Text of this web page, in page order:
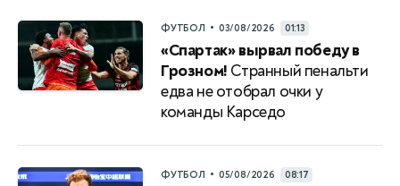
ФУТБОЛ • 03/08/2026 01:13
«Спартак» вырвал победу в
Грозном! Странный пенальти
едва не отобрал очки у
команды Карседо
ФУТБОЛ • 05/08/2026 08:17